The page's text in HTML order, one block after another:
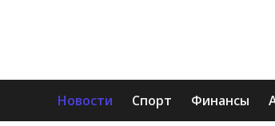
Новости Спорт Финансы